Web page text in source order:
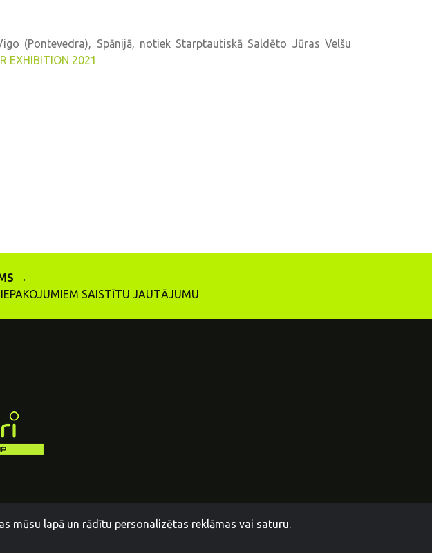
(Pontevedra), Spānijā, notiek Starptautiskā Saldēto Jūras Velšu
EXHIBITION 2021
→
SAISTĪTU JAUTĀJUMU
mūsu lapā un rādītu personalizētas reklāmas vai saturu.